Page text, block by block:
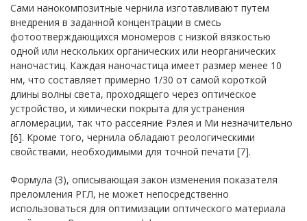
Сами нанокомпозитные чернила изготавливают путем
внедрения в заданной концентрации в смесь
фотоотверждающихся мономеров с низкой вязкостью
одной или нескольких органических или неорганических
наночастиц. Каждая наночастица имеет размер менее 10
нм, что составляет примерно 1/30 от самой короткой
длины волны света, проходящего через оптическое
устройство, и химически покрыта для устранения
агломерации, так что рассеяние Рэлея и Ми незначительно
[6]. Кроме того, чернила обладают реологическими
свойствами, необходимыми для точной печати [7].
Формула (3), описывающая закон изменения показателя
преломления РГЛ, не может непосредственно
использоваться для оптимизации оптического материала